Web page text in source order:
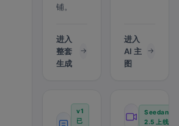
铺。
进入
整套
生成
进入
AI 主
图
v1
已
Seedance
2.5 上线